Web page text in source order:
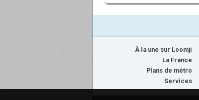
À la une sur Loomji
La France
Plans de métro
Services